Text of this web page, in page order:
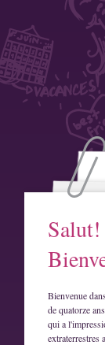
Salut!
Bienvenue
de quatorze
qui a
extraterrestres